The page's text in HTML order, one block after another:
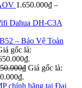
1.650.000₫ –
Dahua DH-C3A
– Bảo Vệ Toàn
gốc là:
₫ Giá gốc là: